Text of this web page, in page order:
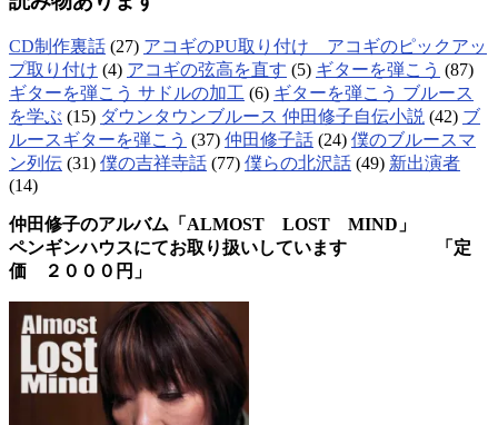
CD制作裏話 (27) アコギのPU取り付け アコギのピックアッ
プ取り付け (4) アコギの弦高を直す (5) ギターを弾こう (87)
ギターを弾こう サドルの加工 (6) ギターを弾こう ブルース
を学ぶ (15) ダウンタウンブルース 仲田修子自伝小説 (42) ブ
ルースギターを弾こう (37) 仲田修子話 (24) 僕のブルースマ
ン列伝 (31) 僕の吉祥寺話 (77) 僕らの北沢話 (49) 新出演者
(14)
仲田修子のアルバム「ALMOST LOST MIND」
ペンギンハウスにてお取り扱いしています 「定
価 ２０００円」